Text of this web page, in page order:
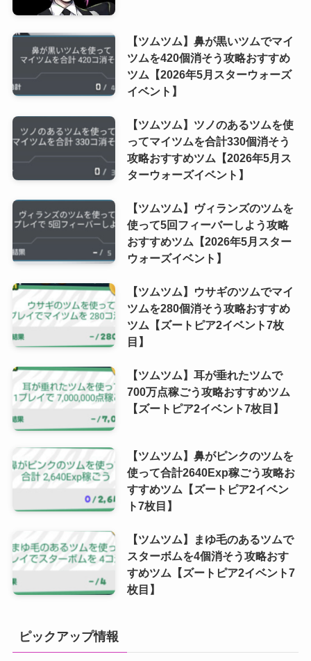
【ツムツム】鼻が黒いツムでマイ
ツムを420個消そう攻略おすすめ
ツム【2026年5月スターウォーズ
イベント】
【ツムツム】ツノのあるツムを使
ってマイツムを合計330個消そう
攻略おすすめツム【2026年5月ス
ターウォーズイベント】
【ツムツム】ヴィランズのツムを
使って5回フィーバーしよう攻略
おすすめツム【2026年5月スター
ウォーズイベント】
【ツムツム】ウサギのツムでマイ
ツムを280個消そう攻略おすすめ
ツム【ズートピア2イベント7枚
目】
【ツムツム】耳が垂れたツムで
700万点稼ごう攻略おすすめツム
【ズートピア2イベント7枚目】
【ツムツム】鼻がピンクのツムを
使って合計2640Exp稼ごう攻略お
すすめツム【ズートピア2イベン
ト7枚目】
【ツムツム】まゆ毛のあるツムで
スターボムを4個消そう攻略おす
すめツム【ズートピア2イベント7
枚目】
ピックアップ情報